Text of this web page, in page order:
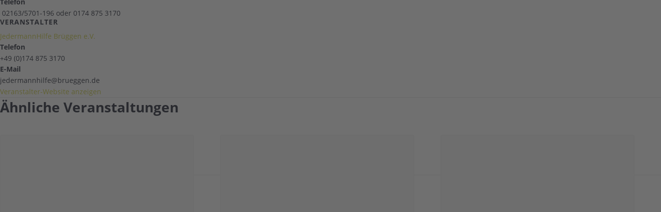
Telefon
02163/5701-196 oder 0174 875 3170
VERANSTALTER
JedermannHilfe Brüggen e.V.
Telefon
+49 (0)174 875 3170
E-Mail
jedermannhilfe@brueggen.de
Veranstalter-Website anzeigen
Ähnliche Veranstaltungen